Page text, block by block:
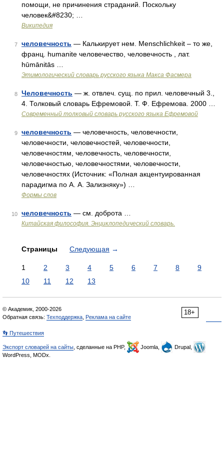
помощи, не причинения страданий. Поскольку
человек&#8230; …
Википедия
7 человечность — Калькирует нем. Мenschlichkeit – то же,
франц. humanite человечество, человечность , лат.
hūmānitās …
Этимологический словарь русского языка Макса Фасмера
8 Человечность — ж. отвлеч. сущ. по прил. человечный 3.,
4. Толковый словарь Ефремовой. Т. Ф. Ефремова. 2000 …
Современный толковый словарь русского языка Ефремовой
9 человечность — человечность, человечности,
человечности, человечностей, человечности,
человечностям, человечность, человечности,
человечностью, человечностями, человечности,
человечностях (Источник: «Полная акцентуированная
парадигма по А. А. Зализняку») …
Формы слов
10 человечность — см. доброта …
Китайская философия. Энциклопедический словарь.
Страницы Следующая →
1 2 3 4 5 6 7 8
9
10
11 12 13
18+
© Академик, 2000-2026
Обратная связь: Техподдержка Реклама на сайте
👣 Путешествия
Экспорт словарей на сайты , сделанные на PHP, Joomla,
Drupal,
WordPress, MODx.